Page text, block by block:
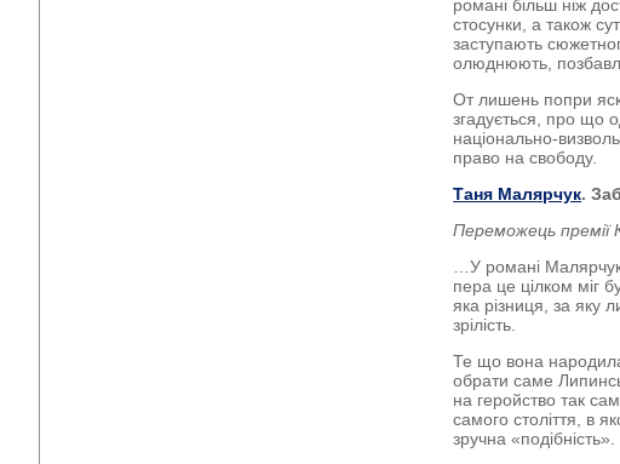
романі більш ніж
стосунки, а також
заступають
олюднюють,
От лишень попри
згадується, про що
національно-
право на свободу.
Таня Малярчук.
Переможець премії
…У романі
пера це цілком
яка різниця, за яку
зрілість.
Те що вона
обрати саме
на геройство так
самого століття, в
зручна «подібність».